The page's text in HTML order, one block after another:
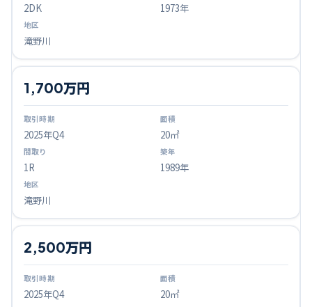
2DK 1973年
滝野川
2025年Q4
1,700万円
20㎡
1R 1989年
滝野川
2025年Q4
2,500万円
20㎡